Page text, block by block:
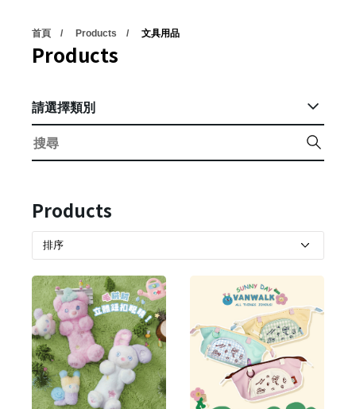
首頁 Products 文具用品
Products
請選擇類別
Products